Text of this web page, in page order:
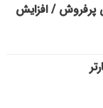
پرفروش / افزایش